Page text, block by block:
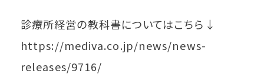
診療所経営の教科書についてはこちら↓
https://mediva.co.jp/news/news-
releases/9716/